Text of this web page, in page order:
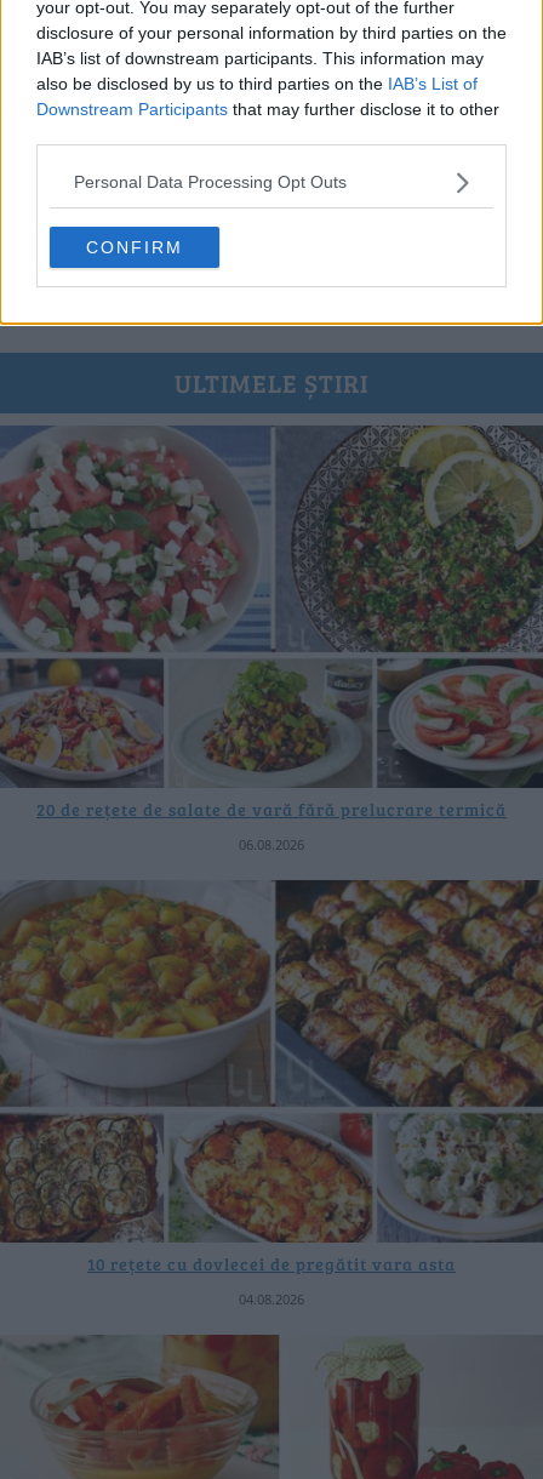
your opt-out. You may separately opt-out of the further
disclosure of your personal information by third parties on the
IAB’s list of downstream participants. This information may
also be disclosed by us to third parties on the IAB’s List of
Downstream Participants that may further disclose it to other
Personal Data Processing Opt Outs
CONFIRM
Dulceață de caise întregi rețetă veche de 80 de ani – video și
ULTIMELE ȘTIRI
20 de rețete de salate de vară fără prelucrare termică
06.08.2026
10 rețete cu dovlecei de pregătit vara asta
04.08.2026